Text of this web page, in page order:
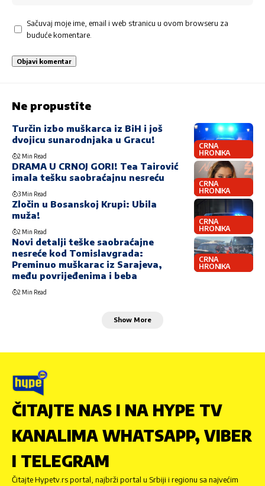
Sačuvaj moje ime, email i web stranicu u ovom browseru za
buduće komentare.
Ne propustite
CRNA
HRONIKA
Turčin izbo muškarca iz BiH i još
dvojicu sunarodnjaka u Gracu!
2 Min Read
CRNA
HRONIKA
DRAMA U CRNOJ GORI! Tea Tairović
imala tešku saobraćajnu nesreću
3 Min Read
CRNA
HRONIKA
Zločin u Bosanskoj Krupi: Ubila
muža!
2 Min Read
CRNA
HRONIKA
Novi detalji teške saobraćajne
nesreće kod Tomislavgrada:
Preminuo muškarac iz Sarajeva,
među povrijeđenima i beba
2 Min Read
Show More
ČITAJTE NAS I NA HYPE TV
KANALIMA WHATSAPP, VIBER
I TELEGRAM
Čitajte Hypetv.rs portal, najbrži portal u Srbiji i regionu sa najvećim